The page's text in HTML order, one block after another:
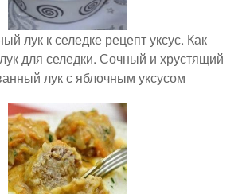
лук к селедке рецепт уксус. Как
для селедки. Сочный и хрустящий
лук с яблочным уксусом